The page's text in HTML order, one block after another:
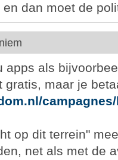
dan moet de
apps als
gratis, maar je
op dit terrein"
net als met de